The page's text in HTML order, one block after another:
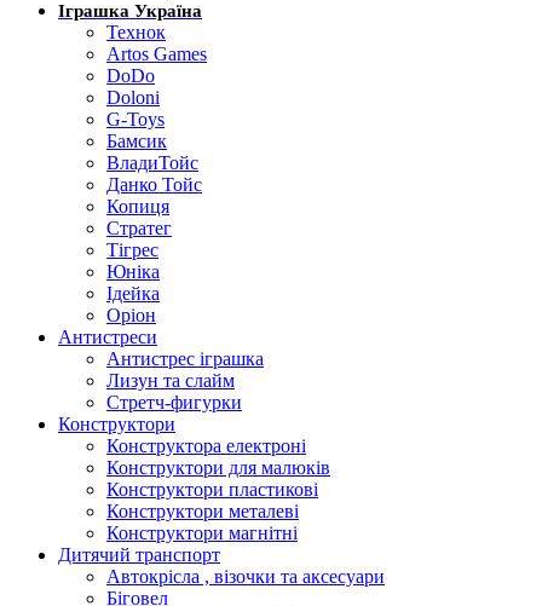
Іграшка Україна
Технок
Artos Games
DoDo
Doloni
G-Toys
Бамсик
ВладиТойс
Данко Тойс
Копиця
Стратег
Тігрес
Юніка
Ідейка
Оріон
Антистреси
Антистрес іграшка
Лизун та слайм
Стретч-фигурки
Конструктори
Конструктора електроні
Конструктори для малюків
Конструктори пластикові
Конструктори металеві
Конструктори магнітні
Дитячий транспорт
Автокрісла , візочки та аксесуари
Біговел